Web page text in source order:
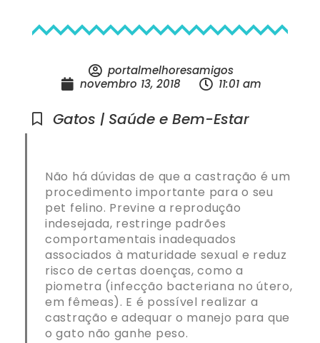
portalmelhoresamigos
novembro 13, 2018
11:01 am
Gatos | Saúde e Bem-Estar
Não há dúvidas de que a castração é um
procedimento importante para o seu
pet felino. Previne a reprodução
indesejada, restringe padrões
comportamentais inadequados
associados à maturidade sexual e reduz
risco de certas doenças, como a
piometra (infecção bacteriana no útero,
em fêmeas). E é possível realizar a
castração e adequar o manejo para que
o gato não ganhe peso.